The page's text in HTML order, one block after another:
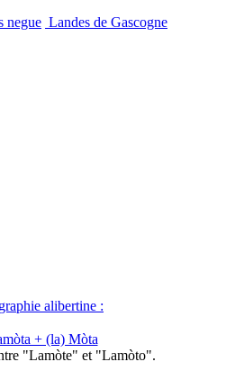
negue Landes de Gascogne
alibertine :
+ (la) Mòta
"Lamòte" et "Lamòto".